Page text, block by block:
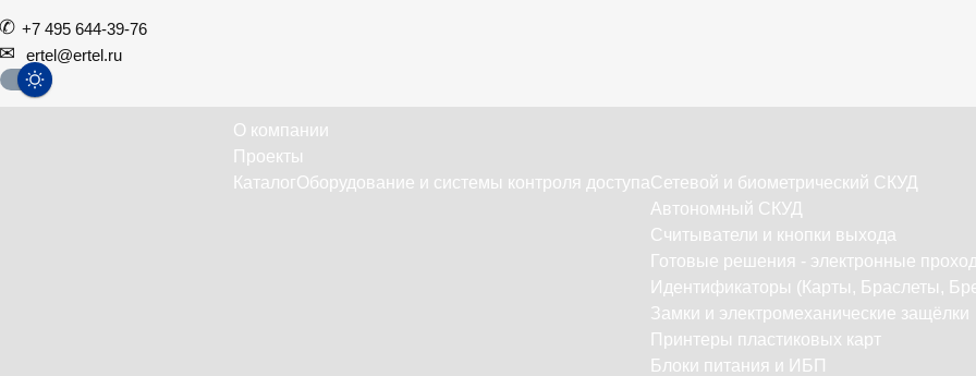
+7 495 644-39-76
ertel@ertel.ru
О компании
Проекты
КаталогОборудование и системы контроля доступаСетевой и биометрический СКУД
Автономный СКУД
Считыватели и кнопки выхода
Готовые решения - электронные
Идентификаторы (Карты, Браслеты,
Замки и электромеханические защёлки
Принтеры пластиковых карт
Блоки питания и ИБП